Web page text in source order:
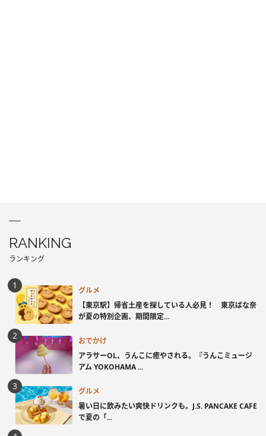
RANKING
ランキング
グルメ
【東京駅】帰省土産を探している人必見！ 東京ばな奈
が夏の特別企画、期間限定...
おでかけ
アラサーOL、うんこに癒やされる。『うんこミュージ
アム YOKOHAMA ...
グルメ
暑い日に飲みたい爽快ドリンクも。J.S. PANCAKE CAFE
で夏の「...